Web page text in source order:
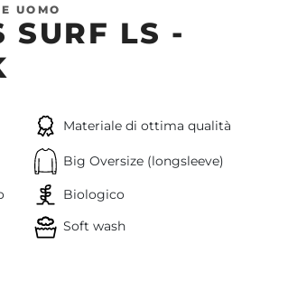
UOMO
SURF LS -
Materiale di ottima qualità
Big Oversize (longsleeve)
Biologico
Soft wash